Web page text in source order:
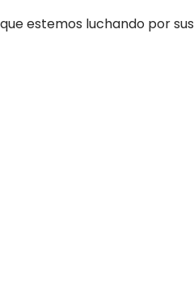
estemos luchando por sus